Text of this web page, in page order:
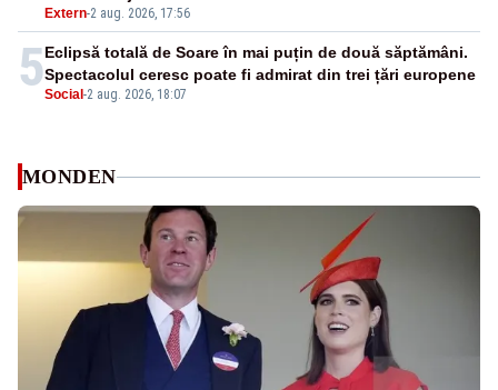
Extern-2 aug. 2026, 17:56
5Social -2 aug. 2026, 18:07
Eclipsă totală de Soare în mai puțin de două săptămâni.
Spectacolul ceresc poate fi admirat din trei țări europene
MONDEN